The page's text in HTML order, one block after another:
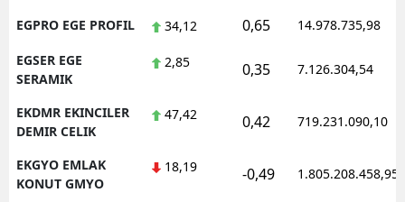
EGPRO EGE PROFIL 34,12 0,65 14.978.735,98
EGSER EGE
SERAMIK
2,85 0,35 7.126.304,54
EKDMR EKINCILER
DEMIR CELIK
47,42 0,42 719.231.090,10
EKGYO EMLAK
KONUT GMYO
18,19 -0,49 1.805.208.458,95